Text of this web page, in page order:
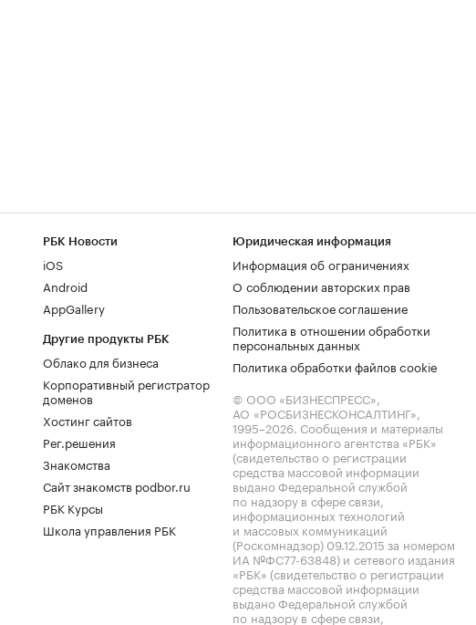
РБК Новости
iOS
Android
AppGallery
Другие продукты РБК
Облако для бизнеса
Корпоративный регистратор
доменов
Хостинг сайтов
Рег.решения
Знакомства
Сайт знакомств podbor.ru
РБК Курсы
Школа управления РБК
Юридическая информация
Информация об ограничениях
О соблюдении авторских прав
Пользовательское соглашение
Политика в отношении обработки
персональных данных
Политика обработки файлов cookie
© ООО «БИЗНЕСПРЕСС»,
АО «РОСБИЗНЕСКОНСАЛТИНГ»,
1995–2026. Сообщения и материалы
информационного агентства «РБК»
(свидетельство о регистрации
средства массовой информации
выдано Федеральной службой
по надзору в сфере связи,
информационных технологий
и массовых коммуникаций
(Роскомнадзор) 09.12.2015 за номером
ИА №ФС77-63848) и сетевого издания
«РБК» (свидетельство о регистрации
средства массовой информации
выдано Федеральной службой
по надзору в сфере связи,